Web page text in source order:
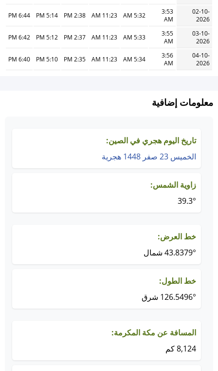
02-10-
2026
3:53
AM
5:32 AM
11:23 AM
2:38 PM
5:14 PM
6:44 PM
03-10-
2026
3:55
AM
5:33 AM
11:23 AM
2:37 PM
5:12 PM
6:42 PM
04-10-
2026
3:56
AM
5:34 AM
11:23 AM
2:35 PM
5:10 PM
6:40 PM
معلومات إضافية
تاريخ اليوم هجري في الصين:
الخميس 23 صفر 1448 هجرية
زاوية الشمس:
39.3°
خط العرض:
43.8379° شمال
خط الطول:
126.5496° شرق
المسافة عن مكة المكرمة:
8,124 كم